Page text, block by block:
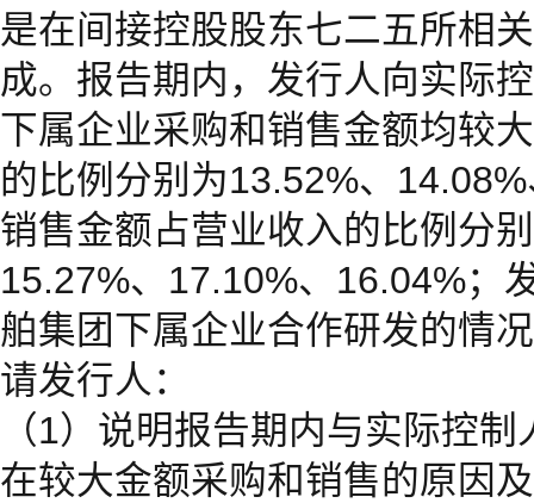
是在间接控股股东七二五所相
成。报告期内，发行人向实际
下属企业采购和销售金额均较
的比例分别为13.52%、
销售金额占营业收入的比例分
15.27%、17.10%、16.04%；
舶集团下属企业合作研发的情
请发行人：
（1）说明报告期内与实际控
在较大金额采购和销售的原因